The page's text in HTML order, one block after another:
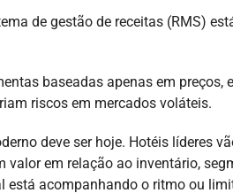
de gestão de receitas (RMS)
baseadas apenas em preços,
riscos em mercados voláteis.
deve ser hoje. Hotéis líderes
em relação ao inventário,
acompanhando o ritmo ou